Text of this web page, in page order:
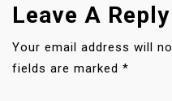
T
I
O
Leave A Reply
Your email address will
fields are marked *